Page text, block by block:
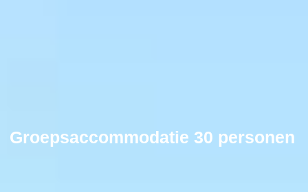
Groepsaccommodatie 30 personen